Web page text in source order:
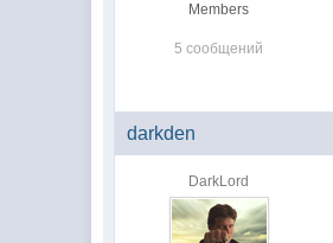
Members
5 сообщений
darkden
DarkLord